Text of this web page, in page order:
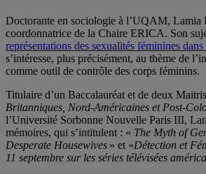
Doctorante en sociologie à l’UQAM, Lamia
coordonnatrice de la Chaire ERICA. Son
représentations des sexualités féminines dans
s’intéresse, plus précisément, au thème de
comme outil de contrôle des corps féminins.
Titulaire d’un Baccalauréat et de deux
Britanniques, Nord-Américaines et Post-
l’Université Sorbonne Nouvelle Paris III,
mémoires, qui s’intitulent : « The Myth of
Desperate Housewives » et «Détection et
11 septembre sur les séries télévisées